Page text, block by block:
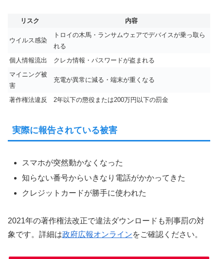
リスク 内容
ウイルス感染
トロイの木馬・ランサムウェアでデバイスが乗っ取ら
れる
個人情報流出
クレカ情報・パスワードが盗まれる
マイニング被
害
充電が異常に減る・端末が重くなる
著作権法違反 2年以下の懲役または200万円以下の罰金
実際に報告されている被害
スマホが突然動かなくなった
知らない番号からいきなり電話がかかってきた
クレジットカードが勝手に使われた
2021年の著作権法改正で違法ダウンロードも刑事罰の対
象です。詳細は政府広報オンラインをご確認ください。